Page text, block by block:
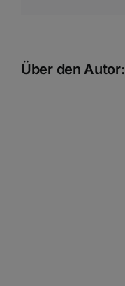
Über den Autor: